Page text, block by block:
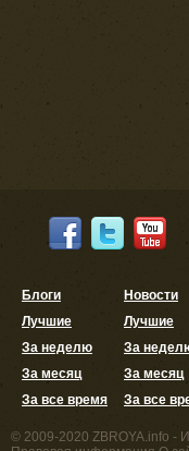
Блоги
Лучшие
За неделю
За месяц
За все время
Новости
Лучшие
За
За месяц
За все
© 2009-2020 ZBROYA.info -